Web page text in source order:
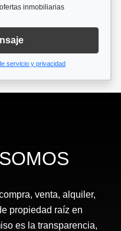
inmobiliarias
servicio y privacidad
venta, alquiler,
propiedad raíz en
es la transparencia,